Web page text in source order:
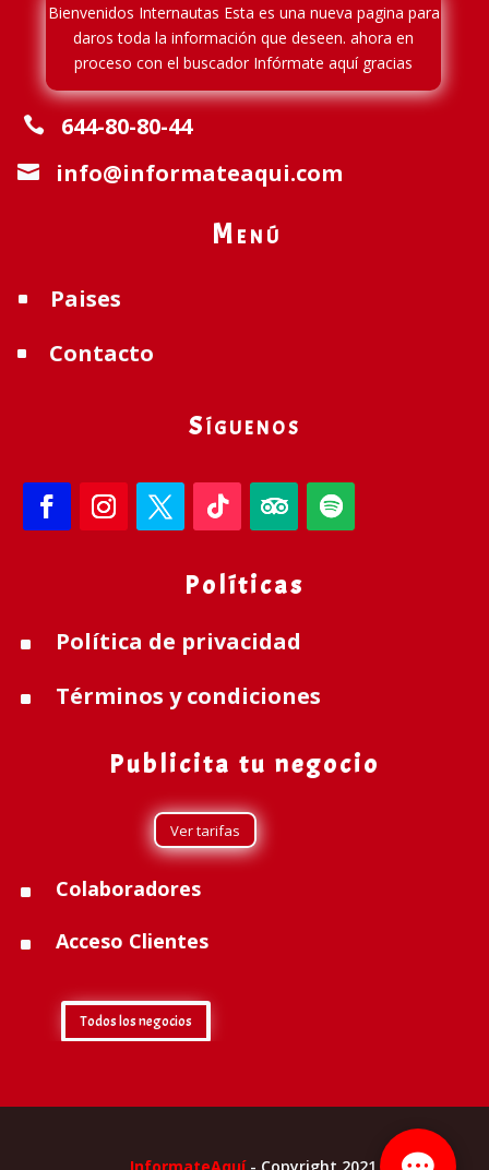
Bienvenidos Internautas Esta es una nueva pagina para
daros toda la información que deseen. ahora en
proceso con el buscador Infórmate aquí gracias
 644-80-80-44
 info@informateaqui.com
Menú
^ Paises
^ Contacto
Síguenos
Políticas
^ Política de privacidad
^ Términos y condiciones
Publicita tu negocio
Ver tarifas
^ Colaboradores
^ Acceso Clientes
Todos los negocios